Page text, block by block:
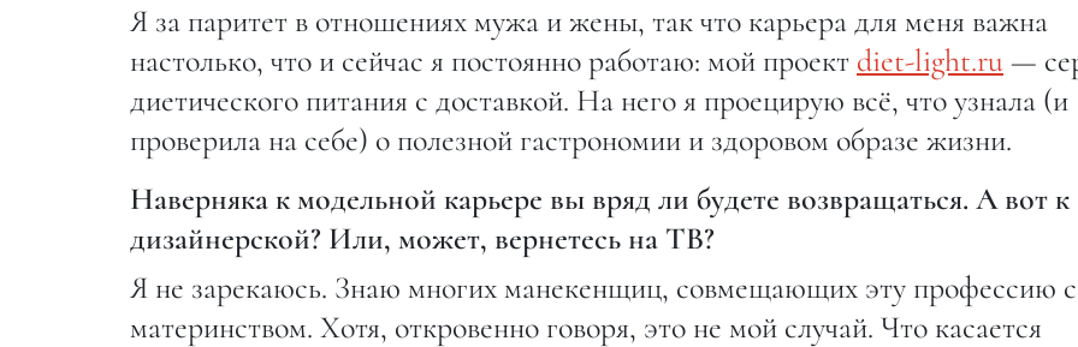
Я за паритет в отношениях мужа и жены, так что карьера для меня важна
настолько, что и сейчас я постоянно работаю: мой проект diet-light.ru—
диетического питания с доставкой. На него я проецирую всё, что узнала (и
проверила на себе) о полезной гастрономии и здоровом образе жизни.
Наверняка к модельной карьере вы вряд ли будете возвращаться. А вот к
дизайнерской? Или, может, вернетесь на ТВ?
Я не зарекаюсь. Знаю многих манекенщиц, совмещающих эту профессию с
материнством. Хотя, откровенно говоря, это не мой случай. Что касается